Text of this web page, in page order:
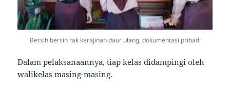
Bersih bersih rak kerajinan daur ulang, dokumentasi pribadi
Dalam pelaksanaannya, tiap kelas didampingi oleh
walikelas masing-masing.